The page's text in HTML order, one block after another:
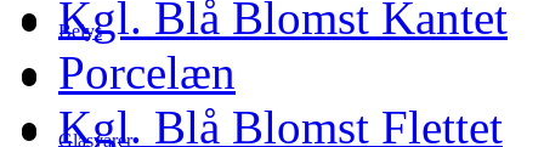
Belys
Glasvarer
Kgl. Blå Blomst Kantet
Porcelæn
Kgl. Blå Blomst Flettet